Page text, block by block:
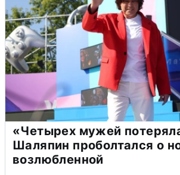
«Четырех мужей
Шаляпин проболтался о
возлюбленной